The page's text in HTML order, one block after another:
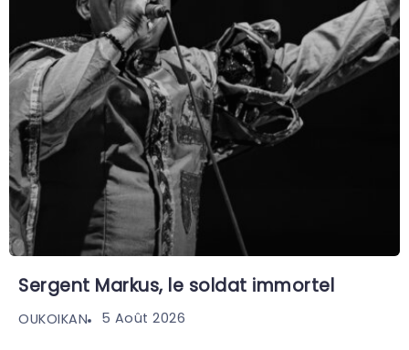
Sergent Markus, le soldat immortel
OUKOIKAN 5 Août 2026